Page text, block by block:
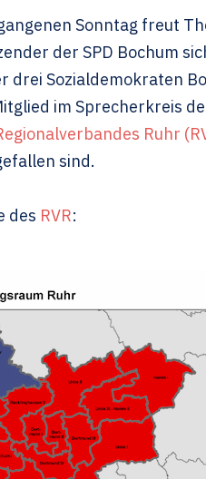
Sonntag freut
der SPD Bochum
drei Sozialdemokraten
im Sprecherkreis
Ruhr
sind.
des RVR: